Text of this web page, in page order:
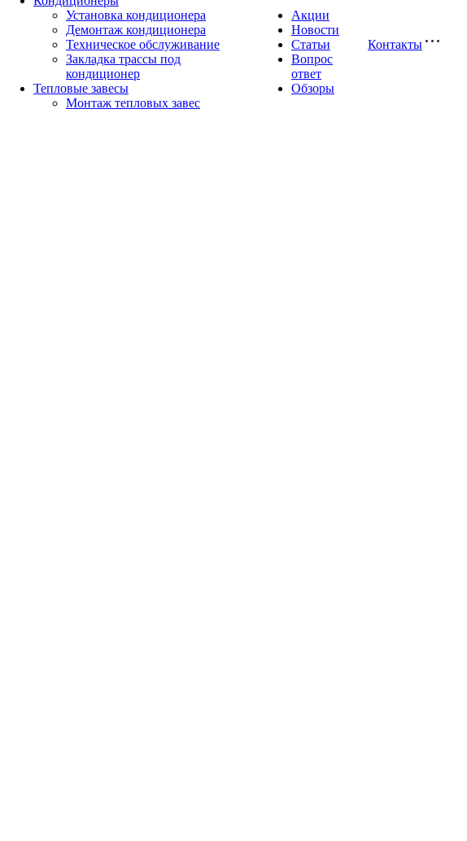
Установка кондиционера
Демонтаж кондиционера
Техническое обслуживание
Закладка трассы под
кондиционер
Тепловые завесы
Монтаж тепловых завес
Акции
Новости
Статьи
Вопрос
ответ
Обзоры
Контакты